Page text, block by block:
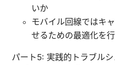
いか
モバイル回線ではキ
せるための最適化を
パート5: 実践的トラブル